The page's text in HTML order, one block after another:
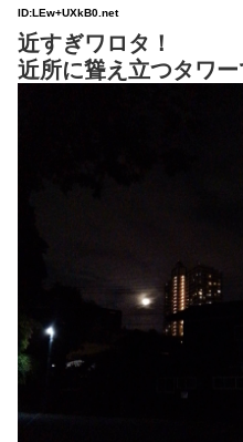
ID:LEw+UXkB0.net
近すぎワロタ！
近所に聳え立つタワ